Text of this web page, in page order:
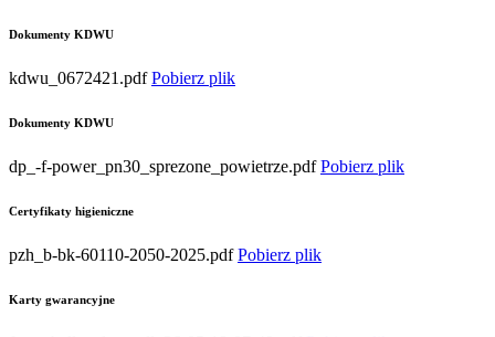
Dokumenty KDWU
kdwu_0672421.pdf Pobierz plik
Dokumenty KDWU
dp_-f-power_pn30_sprezone_powietrze.pdf Pobierz plik
Certyfikaty higieniczne
pzh_b-bk-60110-2050-2025.pdf Pobierz plik
Karty gwarancyjne